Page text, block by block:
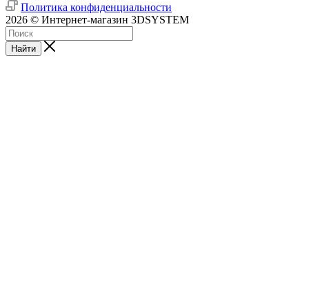
Политика конфиденциальности
2026 © Интернет-магазин 3DSYSTEM
Найти